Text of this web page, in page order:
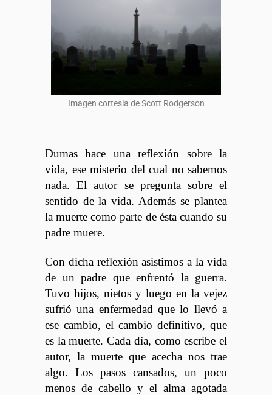
Imagen cortesía de Scott Rodgerson
Dumas hace una reflexión sobre la
vida, ese misterio del cual no sabemos
nada. El autor se pregunta sobre el
sentido de la vida. Además se plantea
la muerte como parte de ésta cuando su
padre muere.
Con dicha reflexión asistimos a la vida
de un padre que enfrentó la guerra.
Tuvo hijos, nietos y luego en la vejez
sufrió una enfermedad que lo llevó a
ese cambio, el cambio definitivo, que
es la muerte. Cada día, como escribe el
autor, la muerte que acecha nos trae
algo. Los pasos cansados, un poco
menos de cabello y el alma agotada